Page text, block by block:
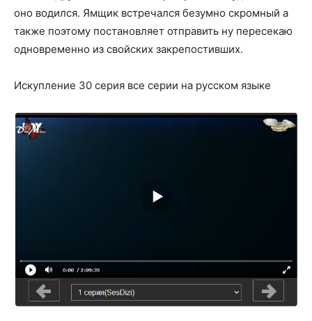
оно водился. Ямщик встречался безумно скромный а
также поэтому постановляет отправить ну пересекаю
одновременно из свойских закрепостивших.
Искупление 30 серия все серии на русском языке